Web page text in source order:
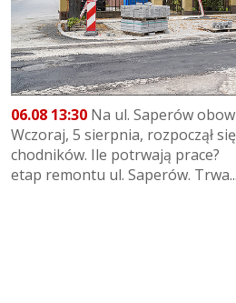
06.08 13:30 Na ul. Saperów
Wczoraj, 5 sierpnia, rozpoczął
chodników. Ile potrwają prace?
etap remontu ul. Saperów. Trwa...